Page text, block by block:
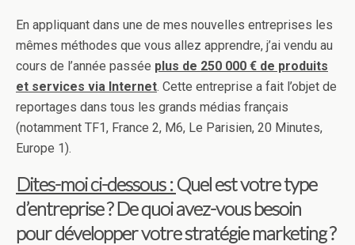
En appliquant dans une de mes nouvelles entreprises les
mêmes méthodes que vous allez apprendre, j’ai vendu au
cours de l’année passée plus de 250 000 € de produits
et services via Internet. Cette entreprise a fait l’objet de
reportages dans tous les grands médias français
(notamment TF1, France 2, M6, Le Parisien, 20 Minutes,
Europe 1).
Dites-moi ci-dessous :Quel est votre type
d’entreprise ? De quoi avez-vous besoin
pour développer votre stratégie marketing ?